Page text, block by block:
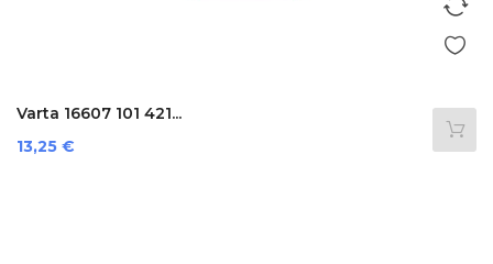
Varta 16607 101 421...
Preis
13,25 €